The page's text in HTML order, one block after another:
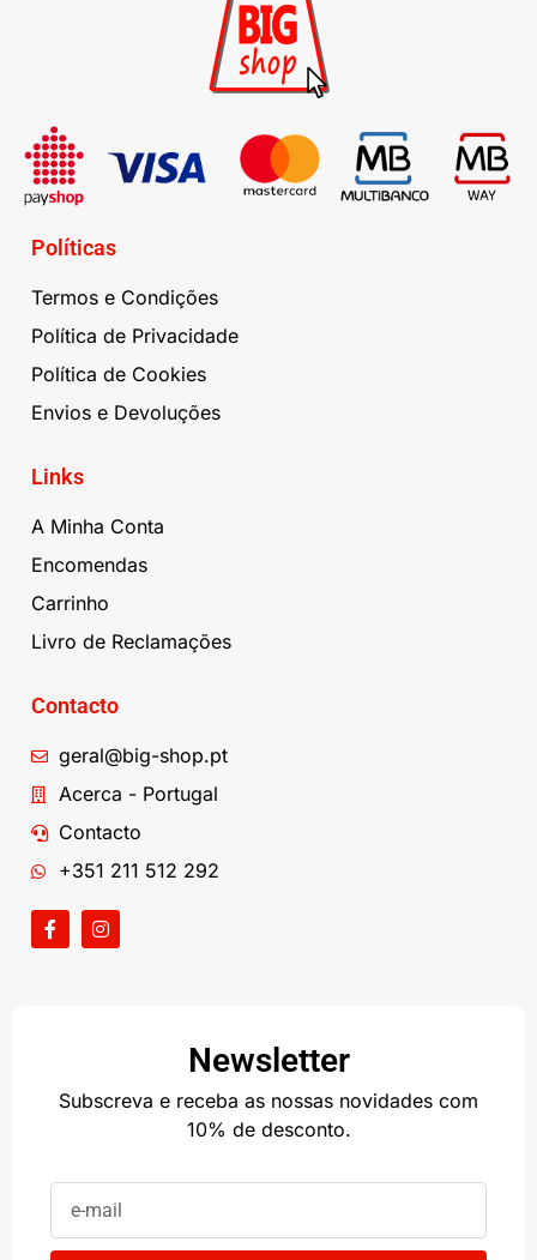
Políticas
Termos e Condições
Política de Privacidade
Política de Cookies
Envios e Devoluções
Links
A Minha Conta
Encomendas
Carrinho
Livro de Reclamações
Contacto
geral@big-shop.pt
Acerca - Portugal
Contacto
+351 211 512 292
Newsletter
Subscreva e receba as nossas novidades com
10% de desconto.